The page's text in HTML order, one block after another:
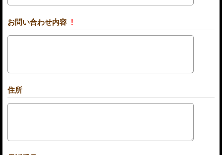
お問い合わせ内容 !
住所